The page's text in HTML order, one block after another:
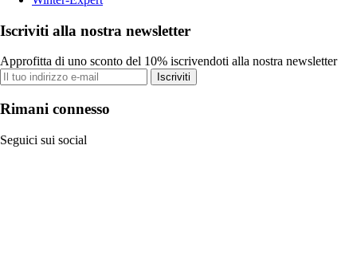
Iscriviti alla nostra newsletter
Approfitta di uno sconto del 10% iscrivendoti alla nostra newsletter
Iscriviti
Rimani connesso
Seguici sui social